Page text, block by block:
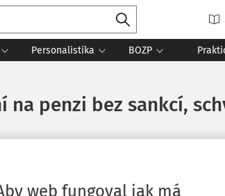
Personalistika BOZP
penzi bez sankcí,
web fungoval jak má